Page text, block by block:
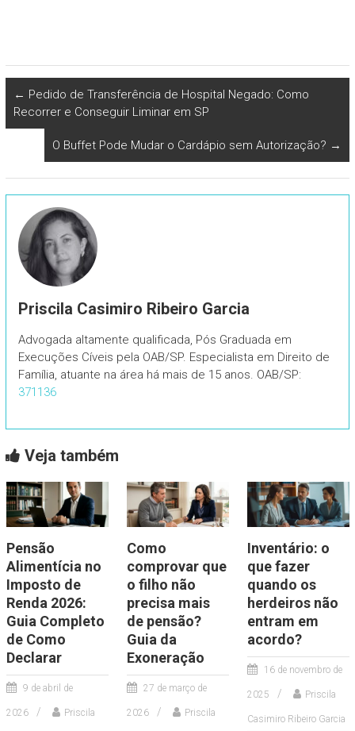
← Pedido de Transferência de Hospital Negado: Como
Recorrer e Conseguir Liminar em SP
O Buffet Pode Mudar o Cardápio sem Autorização? →
Priscila Casimiro Ribeiro Garcia
Advogada altamente qualificada, Pós Graduada em
Execuções Cíveis pela OAB/SP. Especialista em Direito de
Família, atuante na área há mais de 15 anos. OAB/SP:
371136
Veja também
Pensão
Alimentícia no
Imposto de
Renda 2026:
Guia Completo
de Como
Declarar
9 de abril de
2026 Priscila
Como
comprovar que
o filho não
precisa mais
de pensão?
Guia da
Exoneração
27 de março de
2026 Priscila
Inventário: o
que fazer
quando os
herdeiros não
entram em
acordo?
16 de novembro de
2025 Priscila
Casimiro Ribeiro Garcia